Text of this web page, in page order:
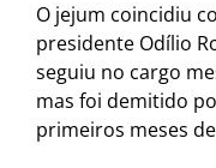
O jejum coincidiu
presidente Odílio
seguiu no cargo
mas foi demitido
primeiros meses